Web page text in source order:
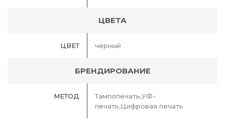
ЦВЕТА
ЦВЕТ черный
БРЕНДИРОВАНИЕ
МЕТОД
Тампопечать,УФ-
печать,Цифровая печать